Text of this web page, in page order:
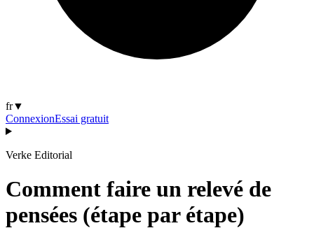
fr▼
ConnexionEssai gratuit
Verke Editorial
Comment faire un relevé de
pensées (étape par étape)